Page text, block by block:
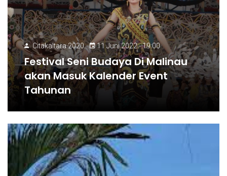
Citakaltara.2020 11 Juni 2022 - 19:00
Festival Seni Budaya Di Malinau
akan Masuk Kalender Event
Tahunan